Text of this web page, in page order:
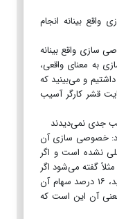
بینانه انجام
سازی واقع بینانه
به معنای واقعی،
و می‌بینید که
قشر کارگر آسیب
جدی نمی‌دیدند
خصوصی سازی آن
نشده است و اگر
گفته می‌شود اگر
می‌خواهید یک بنگاه اقتصادی را واگذار کنید، ۱۶ درصد سهام آن
معنی آن این است که